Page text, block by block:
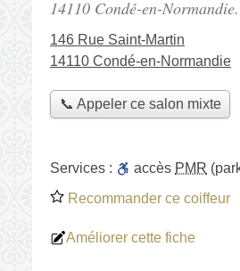
14110 Condé-en-Normandie.
146 Rue Saint-Martin
14110 Condé-en-Normandie
📞 Appeler ce salon mixte
Services : accès PMR
Recommander ce coiffeur
Améliorer cette fiche